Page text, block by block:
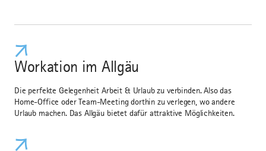
Workation im Allgäu
Die perfekte Gelegenheit Arbeit & Urlaub zu verbinden. Also das
Home-Office oder Team-Meeting dorthin zu verlegen, wo andere
Urlaub machen. Das Allgäu bietet dafür attraktive Möglichkeiten.